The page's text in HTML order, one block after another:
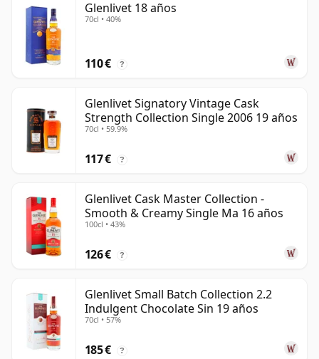
Glenlivet 18 años
70cl • 40%
110 € ?
Glenlivet Signatory Vintage Cask
Strength Collection Single 2006 19 años
70cl • 59.9%
117 € ?
Glenlivet Cask Master Collection -
Smooth & Creamy Single Ma 16 años
100cl • 43%
126 € ?
Glenlivet Small Batch Collection 2.2
Indulgent Chocolate Sin 19 años
70cl • 57%
185 € ?